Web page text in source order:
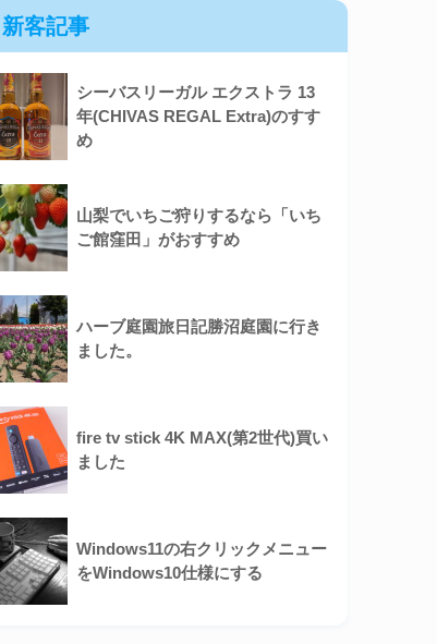
新客記事
シーバスリーガル エクストラ 13
年(CHIVAS REGAL Extra)のすす
め
山梨でいちご狩りするなら「いち
ご館窪田」がおすすめ
ハーブ庭園旅日記勝沼庭園に行き
ました。
fire tv stick 4K MAX(第2世代)買い
ました
Windows11の右クリックメニュー
をWindows10仕様にする